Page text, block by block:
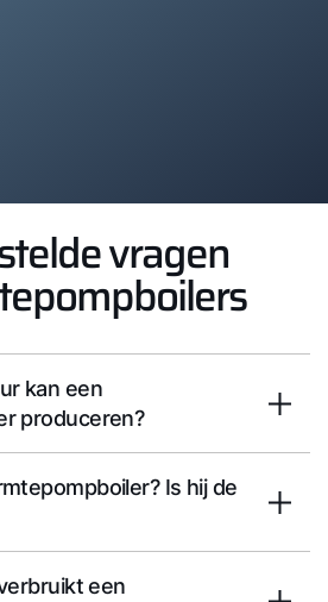
vragen
kan een
produceren?
Is hij de
een